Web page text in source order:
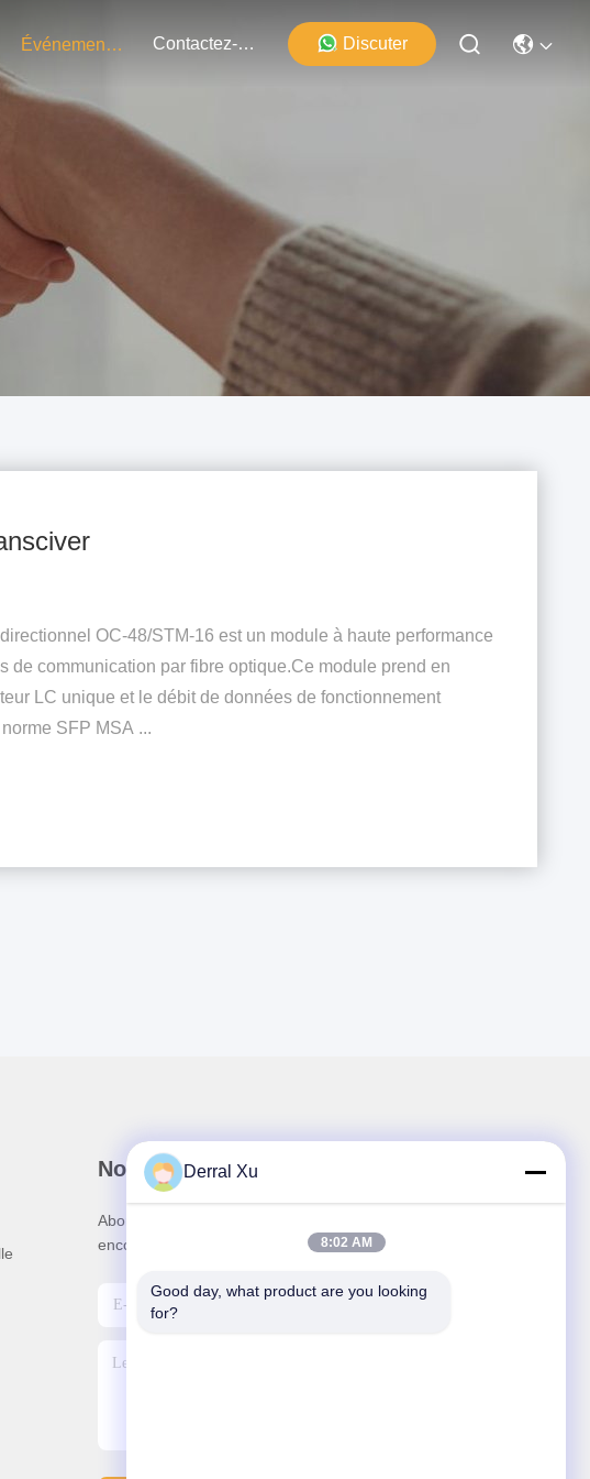
Événements Contactez-Nous Discuter
OC-48/STM-16 est un module à haute performance
de communication par fibre optique.Ce module prend en
LC unique et le débit de données de fonctionnement
SFP MSA ...
Notre newsletter
Abonnez-vous à notre newsletter pour des réductions et plus
encore.
Derral Xu
8:02 AM
Good day, what product are you looking
for?